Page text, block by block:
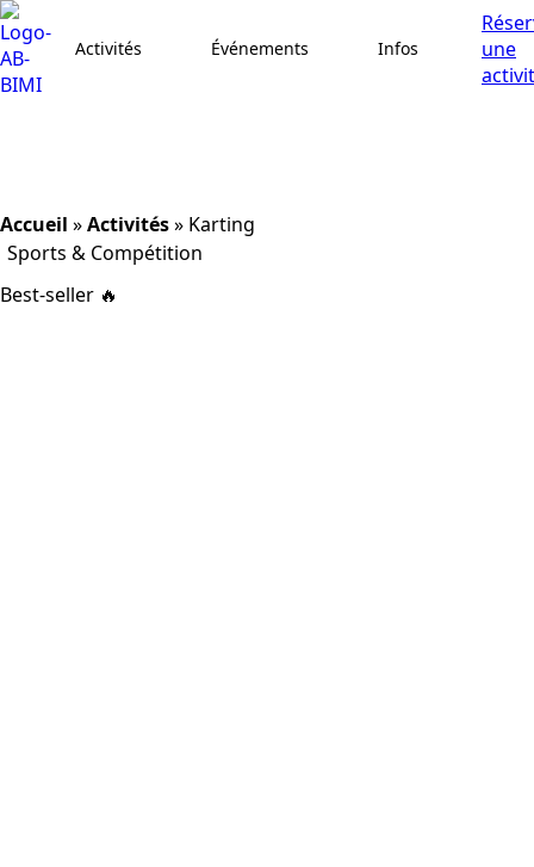
Activités Événements Infos
une
Accueil »Activités» Karting
Sports & Compétition
Best-seller 🔥